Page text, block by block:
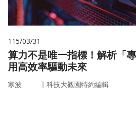
115/03/31
算力不是唯一指標！解析「
用高效率驅動未來
寒波 ｜ 科技大觀園特約編輯